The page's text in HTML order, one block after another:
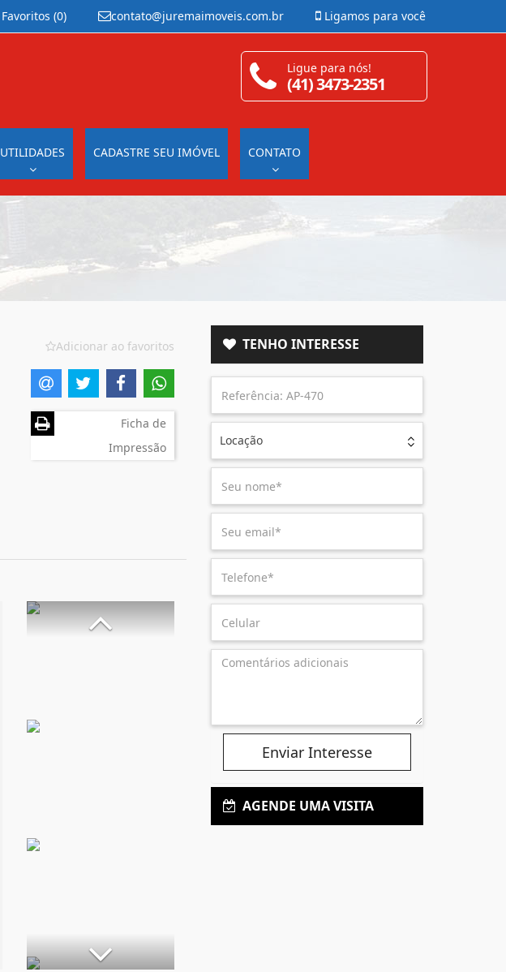
Ligamos para você
contato@juremaimoveis.com.br
Favoritos (0)
UTILIDADES CADASTRE SEU IMÓVEL CONTATO
Ligue para nós!
(41) 3473-2351
Adicionar ao favoritos
Ficha de
Impressão
TENHO INTERESSE
Locação
Enviar Interesse
AGENDE UMA VISITA